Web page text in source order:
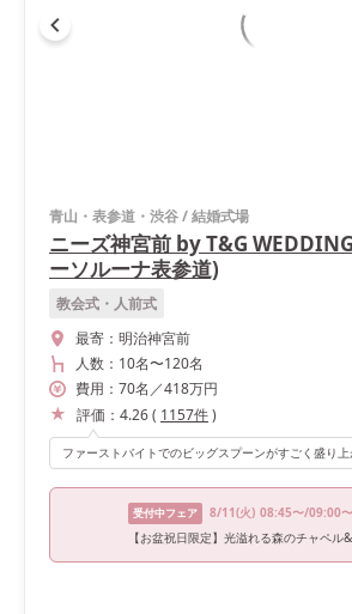
青山・表参道・渋谷/結婚式場
ニーズ神宮前 by T&G
ーソルーナ表参道)
教会式・人前式
最寄： 明治神宮前
人数： 10名〜120名
費用： 70名 ／418万円
評価： 4.26( 1157件)
受付中フェア 8/11(火) 08:45〜/09:00〜/